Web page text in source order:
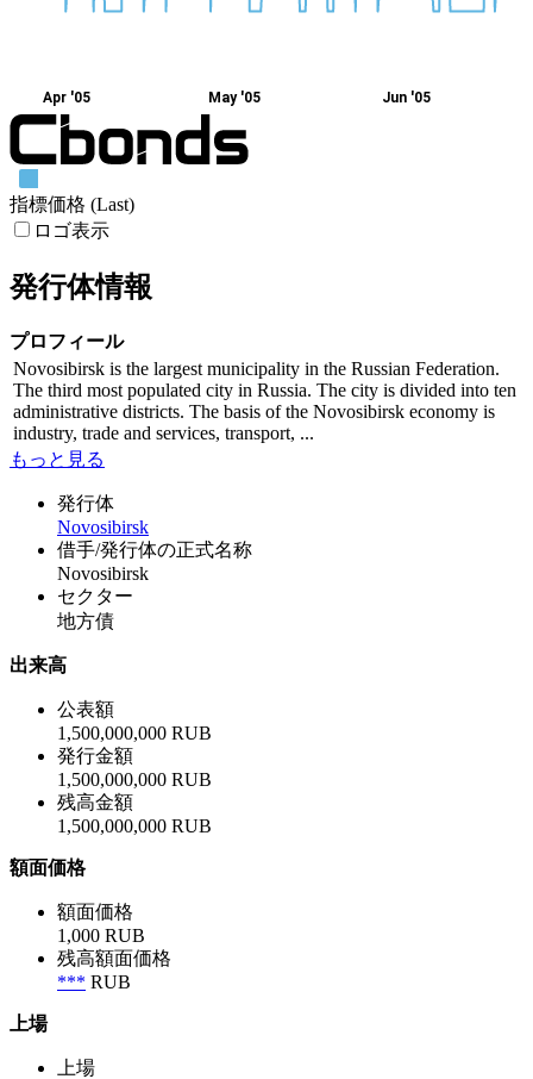
Apr '05 May '05 Jun '05
指標価格 (Last)
ロゴ表示
発行体情報
プロフィール
Novosibirsk is the largest municipality in the Russian Federation.
The third most populated city in Russia. The city is divided into ten
administrative districts. The basis of the Novosibirsk economy is
industry, trade and services, transport, ...
もっと見る
発行体
Novosibirsk
借手/発行体の正式名称
Novosibirsk
セクター
地方債
出来高
公表額
1,500,000,000 RUB
発行金額
1,500,000,000 RUB
残高金額
1,500,000,000 RUB
額面価格
額面価格
1,000 RUB
残高額面価格
*** RUB
上場
上場